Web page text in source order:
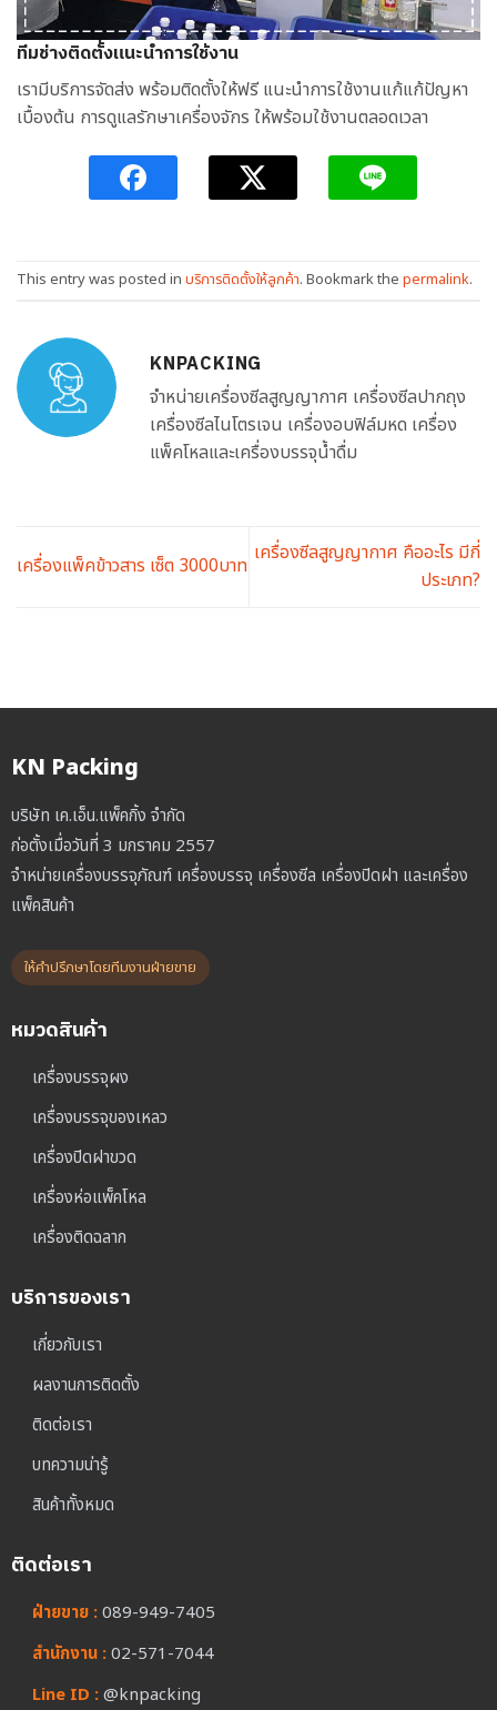
ทีมช่างติดตั้งแนะนำการใช้งาน
เรามีบริการจัดส่ง พร้อมติดตั้งให้ฟรี แนะนำการใช้งานแก้แก้ปัญหา
เบื้องต้น การดูแลรักษาเครื่องจักร ให้พร้อมใช้งานตลอดเวลา
This entry was posted in บริการติดตั้งให้ลูกค้า. Bookmark the permalink.
KNPACKING
จำหน่ายเครื่องซีลสูญญากาศ เครื่องซีลปากถุง
เครื่องซีลไนโตรเจน เครื่องอบฟิล์มหด เครื่อง
แพ็คโหลและเครื่องบรรจุน้ำดื่ม
เครื่องแพ็คข้าวสาร เซ็ต 3000บาท
เครื่องซีลสูญญากาศ คืออะไร มีกี่
ประเภท?
KN Packing
บริษัท เค.เอ็น.แพ็คกิ้ง จำกัด
ก่อตั้งเมื่อวันที่ 3 มกราคม 2557
จำหน่ายเครื่องบรรจุภัณฑ์ เครื่องบรรจุ เครื่องซีล เครื่องปิดฝา และเครื่อง
แพ็คสินค้า
ให้คำปรึกษาโดยทีมงานฝ่ายขาย
หมวดสินค้า
เครื่องบรรจุผง
เครื่องบรรจุของเหลว
เครื่องปิดฝาขวด
เครื่องห่อแพ็คโหล
เครื่องติดฉลาก
บริการของเรา
เกี่ยวกับเรา
ผลงานการติดตั้ง
ติดต่อเรา
บทความน่ารู้
สินค้าทั้งหมด
ติดต่อเรา
ฝ่ายขาย :089-949-7405
สำนักงาน :02-571-7044
Line ID :@knpacking